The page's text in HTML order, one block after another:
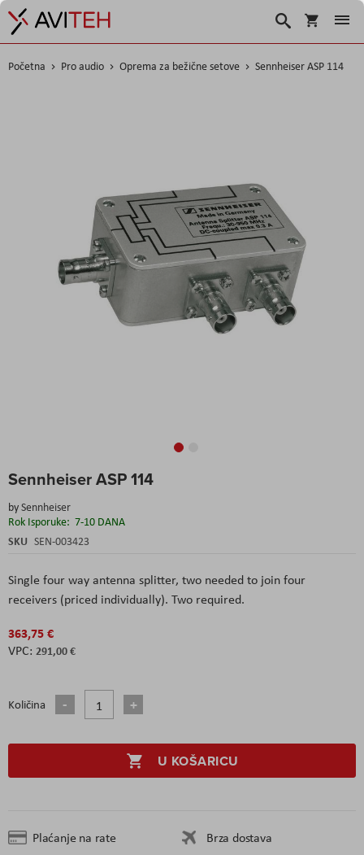
Košarica
Traži
Početna Pro audio Oprema za bežične setove Sennheiser ASP 114
Sennheiser ASP 114
bySennheiser
Rok Isporuke: 7-10 DANA
SKU SEN-003423
Single four way antenna splitter, two needed to join four
receivers (priced individually). Two required.
363,75 €
291,00 €
Količina
U KOŠARICU
Plaćanje na rate
Brza dostava
to
beginning
of
the